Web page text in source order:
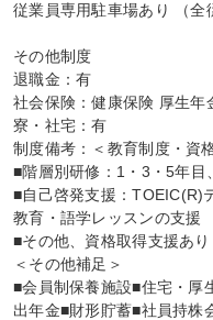
従業員専用駐車場あり （全
その他制度
退職金：有
社会保険：健康保険 厚生年
寮・社宅：有
制度備考：＜教育制度・資
■階層別研修：1・3・5年目
■自己啓発支援：TOEIC(R)
教育・語学レッスンの支援
■その他、資格取得支援あり
＜その他補足＞
■会員制保養施設■住宅・厚
出年金■財形貯蓄■社員持株